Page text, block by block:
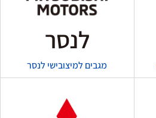
לנסר
מגבים למיצובישי לנסר